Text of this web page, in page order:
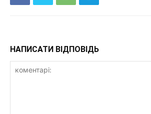
НАПИСАТИ ВІДПОВІДЬ